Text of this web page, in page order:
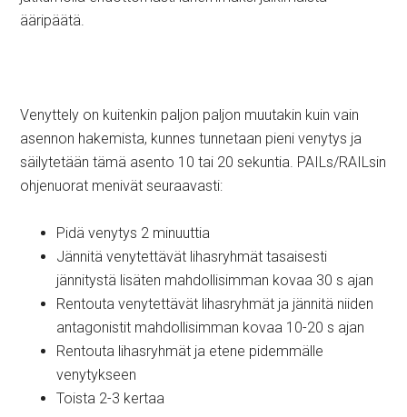
ääripäätä.
Venyttely on kuitenkin paljon paljon muutakin kuin vain
asennon hakemista, kunnes tunnetaan pieni venytys ja
säilytetään tämä asento 10 tai 20 sekuntia. PAILs/RAILsin
ohjenuorat menivät seuraavasti:
Pidä venytys 2 minuuttia
Jännitä venytettävät lihasryhmät tasaisesti
jännitystä lisäten mahdollisimman kovaa 30 s ajan
Rentouta venytettävät lihasryhmät ja jännitä niiden
antagonistit mahdollisimman kovaa 10-20 s ajan
Rentouta lihasryhmät ja etene pidemmälle
venytykseen
Toista 2-3 kertaa